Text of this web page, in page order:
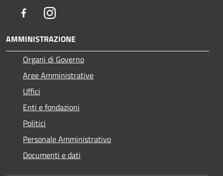
FacebookInstagram
AMMINISTRAZIONE
Organi di Governo
Aree Amministrative
Uffici
Enti e fondazioni
Politici
Personale Amministrativo
Documenti e dati